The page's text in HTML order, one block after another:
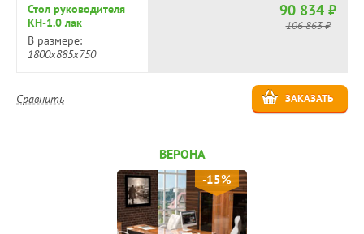
Стол руководителя
КН-1.0 лак
В размере:
1800х885х750
90 834 ₽
106 863 ₽
ЗАКАЗАТЬ
Сравнить
ВЕРОНА
-15%